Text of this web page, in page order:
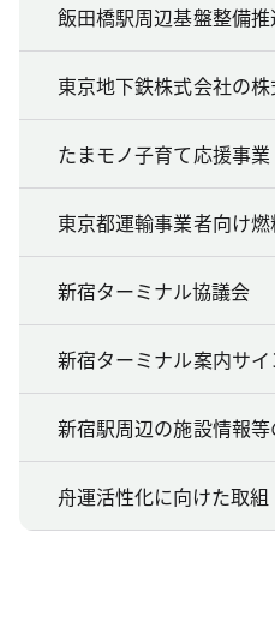
飯田橋駅周辺基盤整備
東京地下鉄株式会社の
たまモノ子育て応援事業
東京都運輸事業者向け
新宿ターミナル協議会
新宿ターミナル案内サ
新宿駅周辺の施設情報
舟運活性化に向けた取組